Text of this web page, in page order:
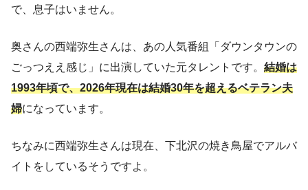
で、息子はいません。
奥さんの西端弥生さんは、あの人気番組「ダウンタウンの
ごっつええ感じ」に出演していた元タレントです。 結婚は
1993年頃で、2026年現在は結婚30年を超えるベテラン夫
婦になっています。
ちなみに西端弥生さんは現在、下北沢の焼き鳥屋でアルバ
イトをしているそうですよ。